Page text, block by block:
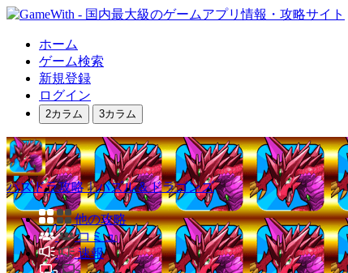
ホーム
ゲーム検索
新規登録
ログイン
2カラム 3カラム
パズドラ攻略｜パズル＆ドラゴンズ
他の攻略
コミュ
速報